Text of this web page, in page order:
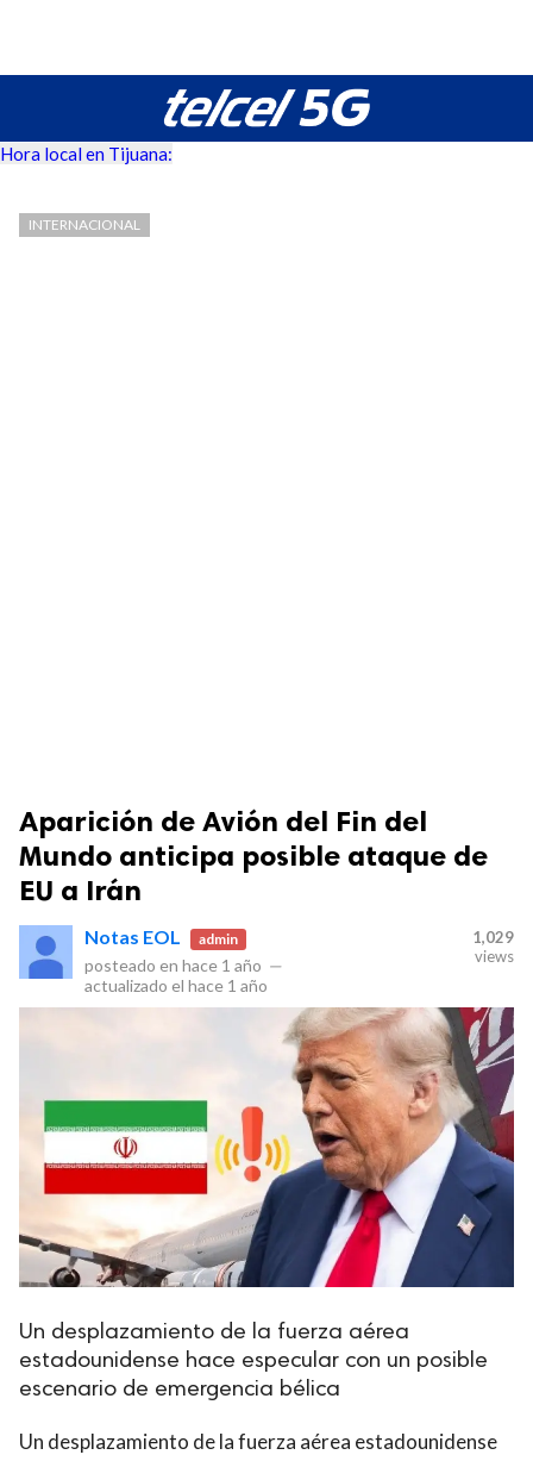
Hora local en Tijuana:
INTERNACIONAL
Aparición de Avión del Fin del
Mundo anticipa posible ataque de
EU a Irán
Notas EOL admin
posteado en hace 1 año —
actualizado el hace 1 año
1,029
views
Un desplazamiento de la fuerza aérea
estadounidense hace especular con un posible
escenario de emergencia bélica
Un desplazamiento de la fuerza aérea estadounidense